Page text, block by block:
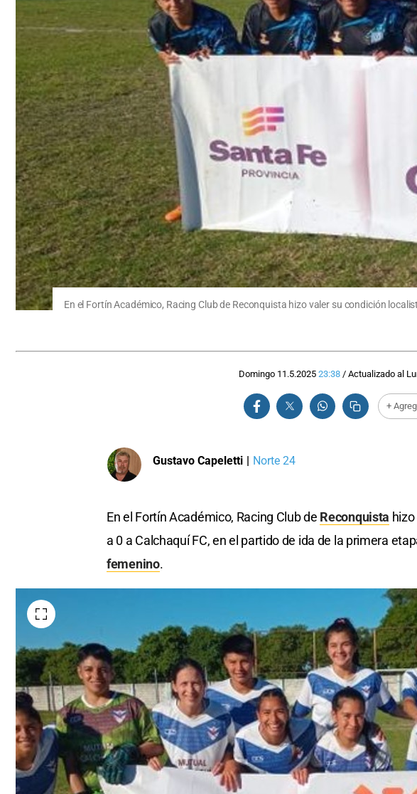
En el Fortín Académico, Racing Club de Reconquista hizo valer su condición
Domingo 11.5.2025 23:38 / Actualizado al
+
Gustavo Capeletti | Norte 24
En el Fortín Académico, Racing Club de Reconquista
a 0 a Calchaquí FC, en el partido de ida de la primera
femenino.